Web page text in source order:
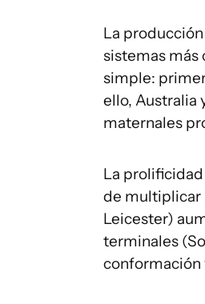
La
sistemas más
simple:
ello, Australia
maternales
La
de multiplicar
Leicester)
terminales
conformación